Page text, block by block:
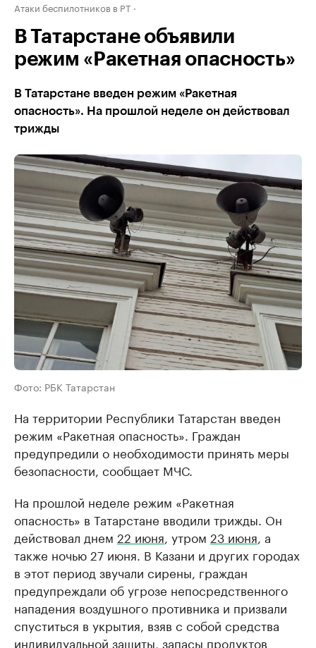
Атаки беспилотников в РТ
В Татарстане объявили
режим «Ракетная опасность»
В Татарстане введен режим «Ракетная
опасность». На прошлой неделе он действовал
трижды
Фото: РБК Татарстан
На территории Республики Татарстан введен
режим «Ракетная опасность». Граждан
предупредили о необходимости принять меры
безопасности, сообщает МЧС.
На прошлой неделе режим «Ракетная
опасность» в Татарстане вводили трижды. Он
действовал днем 22 июня , утром 23 июня , а
также ночью 27 июня. В Казани и других городах
в этот период звучали сирены, граждан
предупреждали об угрозе непосредственного
нападения воздушного противника и призвали
спуститься в укрытия, взяв с собой средства
индивидуальной защиты, запасы продуктов